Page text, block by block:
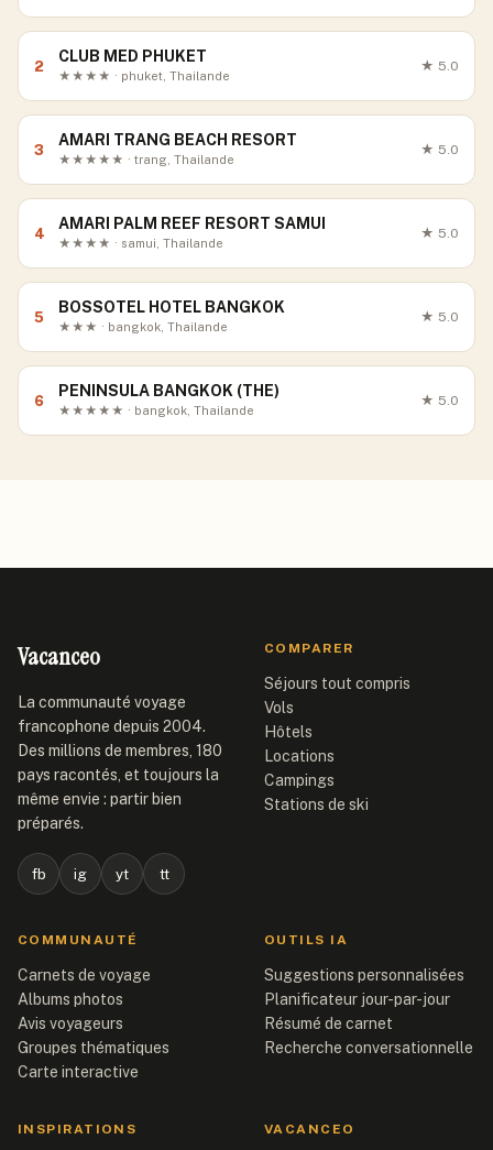
2
CLUB MED PHUKET
★★★★ · phuket, Thailande
★ 5.0
3
AMARI TRANG BEACH RESORT
★★★★★ · trang, Thailande
★ 5.0
4
AMARI PALM REEF RESORT SAMUI
★★★★ · samui, Thailande
★ 5.0
5
BOSSOTEL HOTEL BANGKOK
★★★ · bangkok, Thailande
★ 5.0
6
PENINSULA BANGKOK (THE)
★★★★★ · bangkok, Thailande
★ 5.0
Vacanceo
La communauté voyage
francophone depuis 2004.
Des millions de membres, 180
pays racontés, et toujours la
même envie : partir bien
préparés.
fb ig yt tt
COMPARER
Séjours tout compris
Vols
Hôtels
Locations
Campings
Stations de ski
COMMUNAUTÉ
Carnets de voyage
Albums photos
Avis voyageurs
Groupes thématiques
Carte interactive
OUTILS IA
Suggestions personnalisées
Planificateur jour-par-jour
Résumé de carnet
Recherche conversationnelle
INSPIRATIONS VACANCEO